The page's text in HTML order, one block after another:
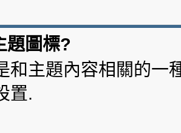
題圖標?
和主題內容相關的一
置.